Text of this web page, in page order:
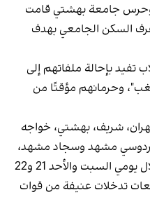
وحرس جامعة بهشتي قامت
بتفتيش غرف السكن الجامعي بهدف
بإحالة ملفاتهم إلى
وحرمانهم مؤقتًا من
شريف، بهشتي، خواجه
فردوسي مشهد وسجاد مشهد،
قد نظموا تجمعات احتجاجية خلال يومي السبت والأحد 21 و22
تدخلات عنيفة من قوات